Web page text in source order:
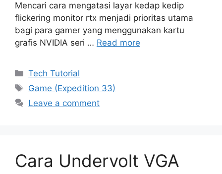
Mencari cara mengatasi layar kedap kedip
flickering monitor rtx menjadi prioritas utama
bagi para gamer yang menggunakan kartu
grafis NVIDIA seri … Read more
Categories
Tech Tutorial
Tags
Game (Expedition 33)
Leave a comment
Cara Undervolt VGA